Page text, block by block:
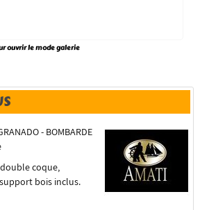
ouvrir le mode galerie
- BOMBARDE
coque,
bois inclus.